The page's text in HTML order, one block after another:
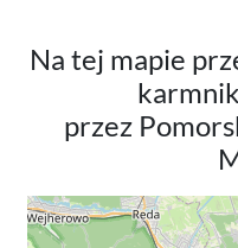
Na tej mapie
przez